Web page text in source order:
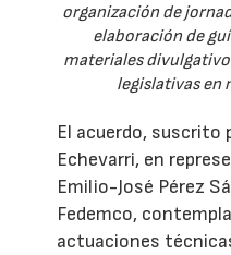
organización de
elaboración de
materiales
legislativas en
El acuerdo, suscrito
Echevarri, en
Emilio-José Pérez
Fedemco,
actuaciones